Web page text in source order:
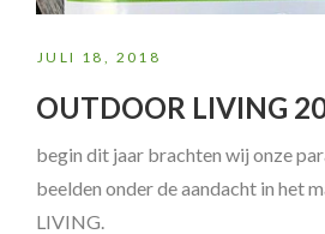
JULI 18, 2018
OUTDOOR LIVING
begin dit jaar brachten wij onze
beelden onder de aandacht in het
LIVING.